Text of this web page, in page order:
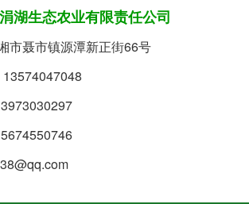
湖生态农业有限责任公司
市聂市镇源潭新正街66号